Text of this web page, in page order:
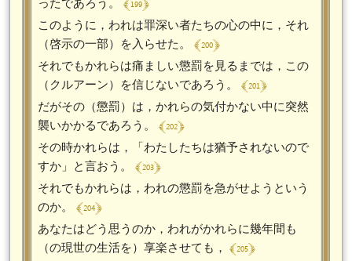
このように，われは罪深い者たちの心の中に，それ
（啓示の一部）を入らせた。 ﴾ 200 ﴿
それでもかれらは痛ましい懲罰を見るまでは，この
（クルアーン）を信じないであろう。 ﴾ 201 ﴿
だがその（懲罰）は，かれらの気付かない中に突然
襲いかかるであろう。 ﴾ 202 ﴿
その時かれらは，「わたしたちは猶予されないので
すか」と言おう。 ﴾ 203 ﴿
それでもかれらは，われの懲罰を急がせようという
のか。 ﴾ 204 ﴿
あなたはどう思うのか，われがかれらに幾年間も
（の現世の生活を）享楽させても， ﴾ 205 ﴿